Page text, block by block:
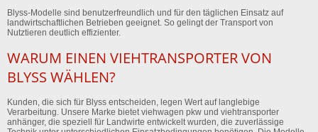
Blyss-Modelle sind benutzerfreundlich und für den täglichen Einsatz auf
landwirtschaftlichen Betrieben geeignet. So gelingt der Transport von
Nutztieren deutlich effizienter.
WARUM EINEN VIEHTRANSPORTER VON
BLYSS WÄHLEN?
Kunden, die sich für Blyss entscheiden, legen Wert auf langlebige
Verarbeitung. Unsere Marke bietet viehwagen pkw und viehtransporter
anhänger, die speziell für Landwirte entwickelt wurden, die zuverlässige